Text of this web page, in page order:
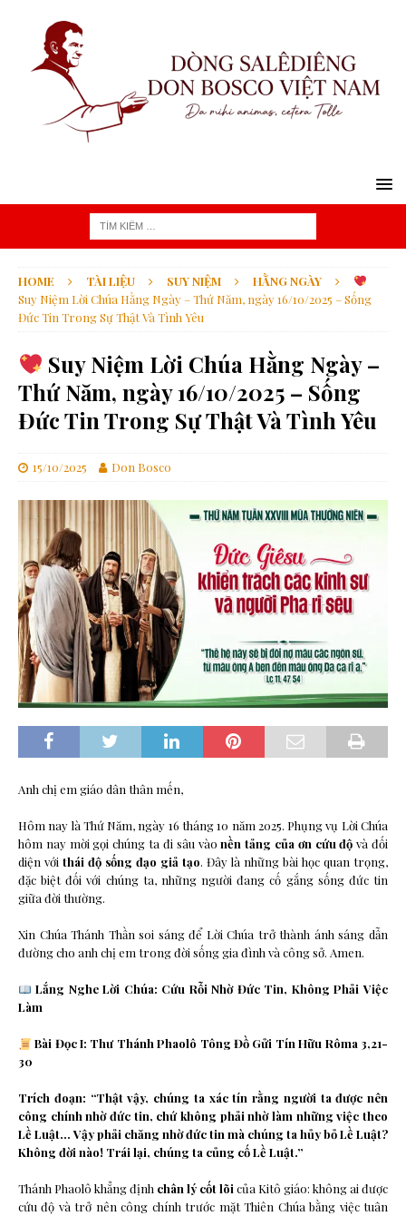
HOME TÀI LIỆU SUY NIỆM
HẰNG NGÀY
Suy Niệm Lời Chúa Hằng Ngày – Thứ Năm, ngày 16/10/2025 – Sống
Đức Tin Trong Sự Thật Và Tình Yêu
Suy Niệm Lời Chúa Hằng Ngày –
Thứ Năm, ngày 16/10/2025 – Sống
Đức Tin Trong Sự Thật Và Tình Yêu
15/10/2025 Don Bosco
Anh chị em giáo dân thân mến,
Hôm nay là Thứ Năm, ngày 16 tháng 10 năm 2025. Phụng vụ Lời Chúa
hôm nay mời gọi chúng ta đi sâu vàonền tảng của ơn cứu độ và đối
diện với thái độ sống đạo giả tạo. Đây là những bài học quan trọng,
đặc biệt đối với chúng ta, những người đang cố gắng sống đức tin
giữa đời thường.
Xin Chúa Thánh Thần soi sáng để Lời Chúa trở thành ánh sáng dẫn
đường cho anh chị em trong đời sống gia đình và công sở. Amen.
Lắng Nghe Lời Chúa: Cứu Rỗi Nhờ Đức Tin, Không Phải Việc
Làm
Bài Đọc I: Thư Thánh Phaolô Tông Đồ Gửi Tín Hữu Rôma 3,21-
30
Trích đoạn: “Thật vậy, chúng ta xác tín rằng người ta được nên
công chính nhờ đức tin, chứ không phải nhờ làm những việc theo
Lề Luật… Vậy phải chăng nhờ đức tin mà chúng ta hủy bỏ Lề Luật?
Không đời nào! Trái lại, chúng ta củng cố Lề Luật.”
Thánh Phaolô khẳng định chân lý cốt lõi của Kitô giáo: không ai được
cứu độ và trở nên công chính trước mặt Thiên Chúa bằng việc tuân